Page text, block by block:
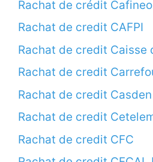
Rachat de crédit Cafineo
Rachat de credit CAFPI
Rachat de credit Caisse
Rachat de credit
Rachat de credit Casden
Rachat de credit
Rachat de credit CFC